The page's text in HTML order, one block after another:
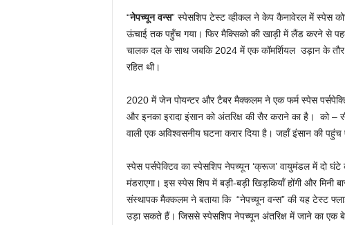
“नेपच्यून वन्स” स्पेसशिप टेस्ट व्हीकल ने केप कैनावेरल में स्पेस
ऊंचाई तक पहुँच गया। फिर मैक्सिको की खाड़ी में लैंड करने से
चालक दल के साथ जबकि 2024 में एक कॉमर्शियल उड़ान के तौर
रहित थी।
2020 में जेन पोयन्टर और टैबर मैक्कलम ने एक फर्म स्पेस
और इनका इरादा इंसान को अंतरिक्ष की सैर कराने का है। को
वाली एक अविश्वसनीय घटना करार दिया है। जहाँ इंसान की पहुंच
स्पेस पर्सपेक्टिव का स्पेसशिप नेपच्यून ‘क्रूज’ वायुमंडल में दो
मंडराएगा। इस स्पेस शिप में बड़ी-बड़ी खिड़कियाँ होंगी और
संस्थापक मैक्कलम ने बताया कि “नेपच्यून वन्स” की यह टेस्ट
उड़ा सकते हैं। जिससे स्पेसशिप नेपच्यून अंतरिक्ष में जाने का एक